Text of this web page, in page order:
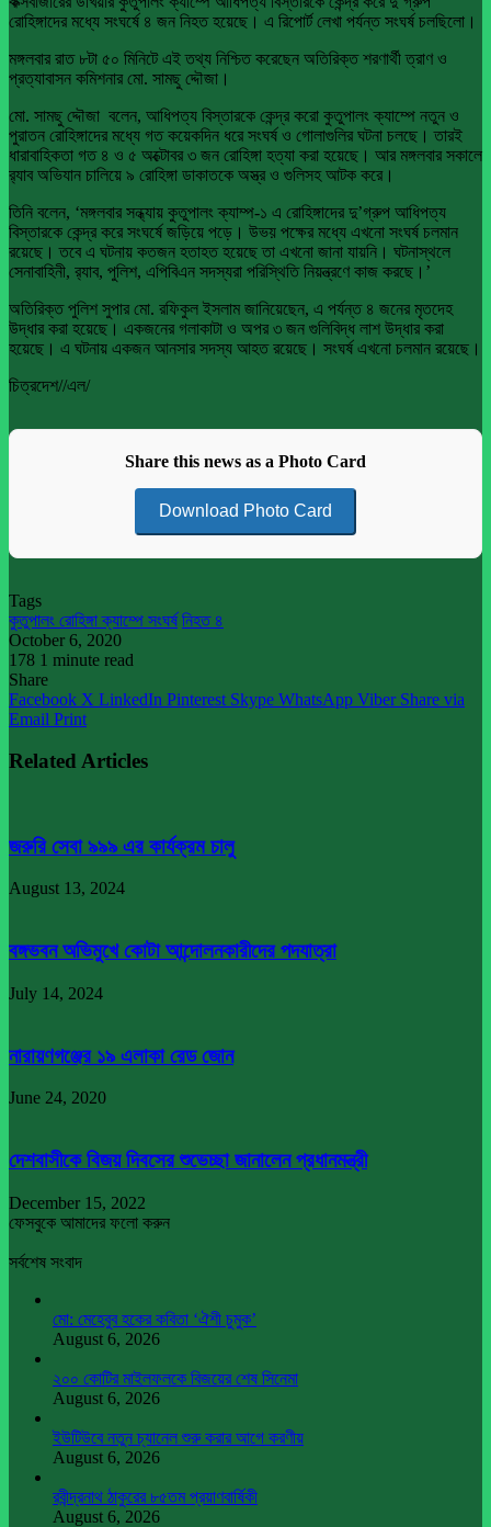
রোহিঙ্গাদের মধ্যে সংঘর্ষে ৪ জন নিহত হয়েছে। এ রিপোর্ট লেখা পর্যন্ত সংঘর্ষ চলছিলো।
মঙ্গলবার রাত ৮টা ৫০ মিনিটে এই তথ্য নিশ্চিত করেছেন অতিরিক্ত শরণার্থী ত্রাণ ও
প্রত্যাবাসন কমিশনার মো. সামছু দ্দৌজা।
মো. সামছু দ্দৌজা বলেন, আধিপত্য বিস্তারকে কেন্দ্র করো কুতুপালং ক্যাম্পে নতুন ও
পুরাতন রোহিঙ্গাদের মধ্যে গত কয়েকদিন ধরে সংঘর্ষ ও গোলাগুলির ঘটনা চলছে। তারই
ধারাবাহিকতা গত ৪ ও ৫ অক্টোবর ৩ জন রোহিঙ্গা হত্যা করা হয়েছে। আর মঙ্গলবার সকালে
র‌্যাব অভিযান চালিয়ে ৯ রোহিঙ্গা ডাকাতকে অস্ত্র ও গুলিসহ আটক করে।
তিনি বলেন, ‘মঙ্গলবার সন্ধ্যায় কুতুপালং ক্যাম্প-১ এ রোহিঙ্গাদের দু’গ্রুপ আধিপত্য
বিস্তারকে কেন্দ্র করে সংঘর্ষে জড়িয়ে পড়ে। উভয় পক্ষের মধ্যে এখনো সংঘর্ষ চলমান
রয়েছে। তবে এ ঘটনায় কতজন হতাহত হয়েছে তা এখনো জানা যায়নি। ঘটনাস্থলে
সেনাবাহিনী, র‌্যাব, পুলিশ, এপিবিএন সদস্যরা পরিস্থিতি নিয়ন্ত্রণে কাজ করছে।’
অতিরিক্ত পুলিশ সুপার মো. রফিকুল ইসলাম জানিয়েছেন, এ পর্যন্ত ৪ জনের মৃতদেহ
উদ্ধার করা হয়েছে। একজনের গলাকাটা ও অপর ৩ জন গুলিবিদ্ধ লাশ উদ্ধার করা
হয়েছে। এ ঘটনায় একজন আনসার সদস্য আহত রয়েছে। সংঘর্ষ এখনো চলমান রয়েছে।
চিত্রদেশ//এল/
Share this news as a Photo Card
Download Photo Card
Tags
কুতুপালং রোহিঙ্গা ক্যাম্পে সংঘর্ষ নিহত ৪
October 6, 2020
178 1 minute read
Share
Facebook X LinkedIn Pinterest Skype WhatsApp Viber Share via
Email Print
Related Articles
জরুরি সেবা ৯৯৯ এর কার্যক্রম চালু
August 13, 2024
বঙ্গভবন অভিমুখে কোটা আন্দোলনকারীদের পদযাত্রা
July 14, 2024
নারায়ণগঞ্জের ১৯ এলাকা রেড জোন
June 24, 2020
দেশবাসীকে বিজয় দিবসের শুভেচ্ছা জানালেন প্রধানমন্ত্রী
December 15, 2022
ফেসবুকে আমাদের ফলো করুন
সর্বশেষ সংবাদ
মো: মেহেবুব হকের কবিতা ‘ঐশী চুমুক’
August 6, 2026
২০০ কোটির মাইলফলকে বিজয়ের শেষ সিনেমা
August 6, 2026
ইউটিউবে নতুন চ্যানেল শুরু করার আগে করণীয়
August 6, 2026
রবীন্দ্রনাথ ঠাকুরের ৮৫তম প্রয়াণবার্ষিকী
August 6, 2026